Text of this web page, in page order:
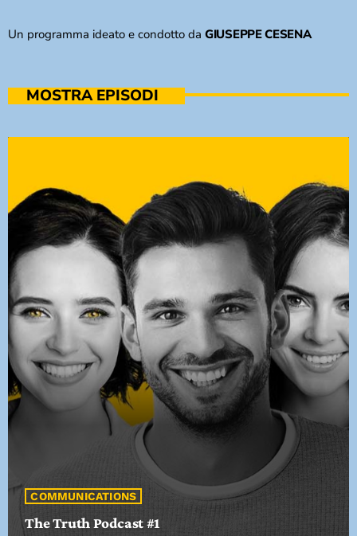
Un programma ideato e condotto da GIUSEPPE CESENA
MOSTRA EPISODI
COMMUNICATIONS
The Truth Podcast #1